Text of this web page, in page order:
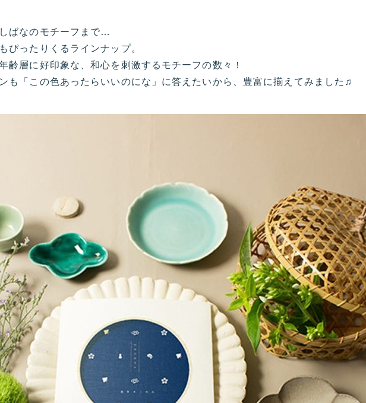
ばなのモチーフまで…
ぴったりくるラインナップ。
齢層に好印象な、和心を刺激するモチーフの数々！
も「この色あったらいいのにな」に答えたいから、豊富に揃えてみました♫